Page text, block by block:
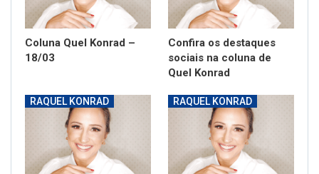
Coluna Quel Konrad –
18/03
Confira os destaques
sociais na coluna de
Quel Konrad
RAQUEL KONRAD RAQUEL KONRAD